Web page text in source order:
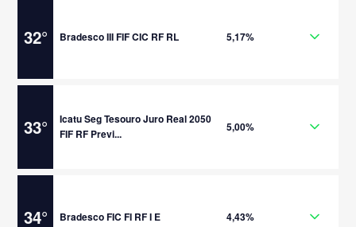
32° Bradesco III FIF CIC RF RL 5,17%
33°
Icatu Seg Tesouro Juro Real 2050
FIF RF Previ...
5,00%
34° Bradesco FIC FI RF I E 4,43%